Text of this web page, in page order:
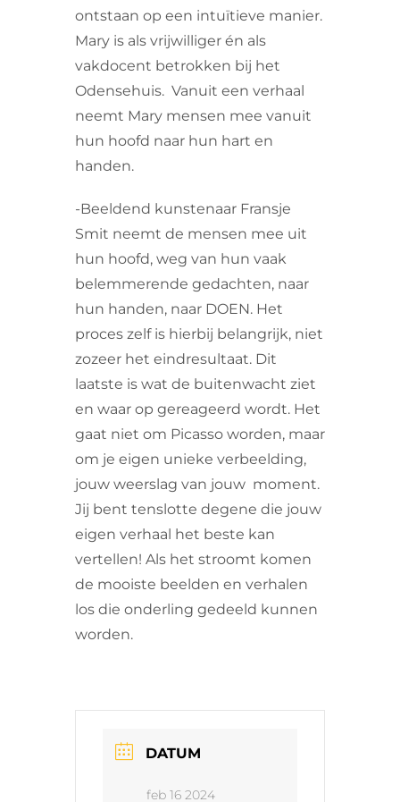
ontstaan op een intuïtieve manier.
Mary is als vrijwilliger én als
vakdocent betrokken bij het
Odensehuis. Vanuit een verhaal
neemt Mary mensen mee vanuit
hun hoofd naar hun hart en
handen.
-Beeldend kunstenaar Fransje
Smit neemt de mensen mee uit
hun hoofd, weg van hun vaak
belemmerende gedachten, naar
hun handen, naar DOEN. Het
proces zelf is hierbij belangrijk, niet
zozeer het eindresultaat. Dit
laatste is wat de buitenwacht ziet
en waar op gereageerd wordt. Het
gaat niet om Picasso worden, maar
om je eigen unieke verbeelding,
jouw weerslag van jouw moment.
Jij bent tenslotte degene die jouw
eigen verhaal het beste kan
vertellen! Als het stroomt komen
de mooiste beelden en verhalen
los die onderling gedeeld kunnen
worden.
DATUM
feb 16 2024